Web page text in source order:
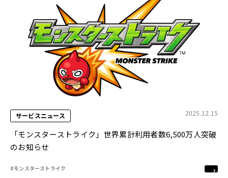
サービスニュース 2025.12.15
「モンスターストライク」世界累計利用者数6,500万人突破
のお知らせ
#モンスターストライク